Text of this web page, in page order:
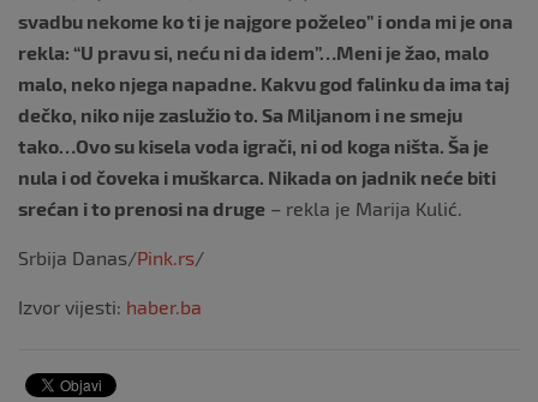
svadbu nekome ko ti je najgore poželeo” i onda mi je ona
rekla: “U pravu si, neću ni da idem”…Meni je žao, malo
malo, neko njega napadne. Kakvu god falinku da ima taj
dečko, niko nije zaslužio to. Sa Miljanom i ne smeju
tako…Ovo su kisela voda igrači, ni od koga ništa. Ša je
nula i od čoveka i muškarca. Nikada on jadnik neće biti
srećan i to prenosi na druge – rekla je Marija Kulić.
Srbija Danas/Pink.rs/
Izvor vijesti: haber.ba